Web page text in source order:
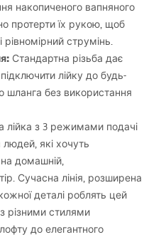
накопиченого вапняного
протерти їх рукою, щоб
рівномірний струмінь.
Стандартна різьба дає
лійку до будь-
шланга без використання
лійка з 3 режимами подачі
які хочуть
домашній,
Сучасна лінія, розширена
деталі роблять цей
різними стилями
до елегантного